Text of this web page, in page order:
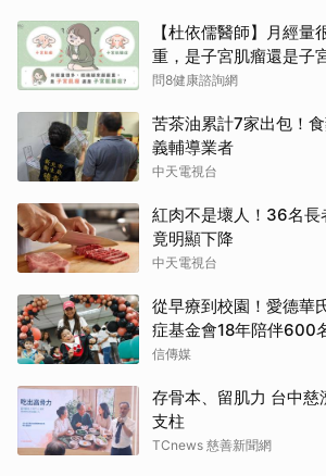
【杜依儒醫師】月經量
重，是子宮肌瘤還是子
問8健康諮詢網
苦茶油累計7家出包！
義輔導業者
中天電視台
紅肉不是壞人！36名
竟明顯下降
中天電視台
從早療到校園！愛德
症基金會18年陪伴600
信傳媒
存骨本、留肌力 台中慈
支柱
TCnews 慈善新聞網